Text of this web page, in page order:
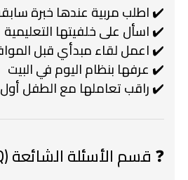
✔️ اطلب مربية عندها خبرة
✔️ اسأل على خلفيتها التعليمية
✔️ اعمل لقاء مبدأي قبل
✔️ عرفها بنظام اليوم في البيت
✔️ راقب تعاملها مع الطفل
❓ قسم الأسئلة الشائعة (FAQ)